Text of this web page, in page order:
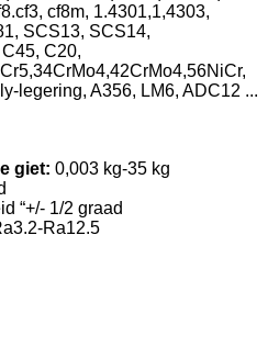
cf8m, 1.4301,1,4303,
SCS13, SCS14,
C20,
legering, A356, LM6, ADC12 ...
giet: 0,003 kg-35 kg
“+/- 1/2 graad
Ra12.5